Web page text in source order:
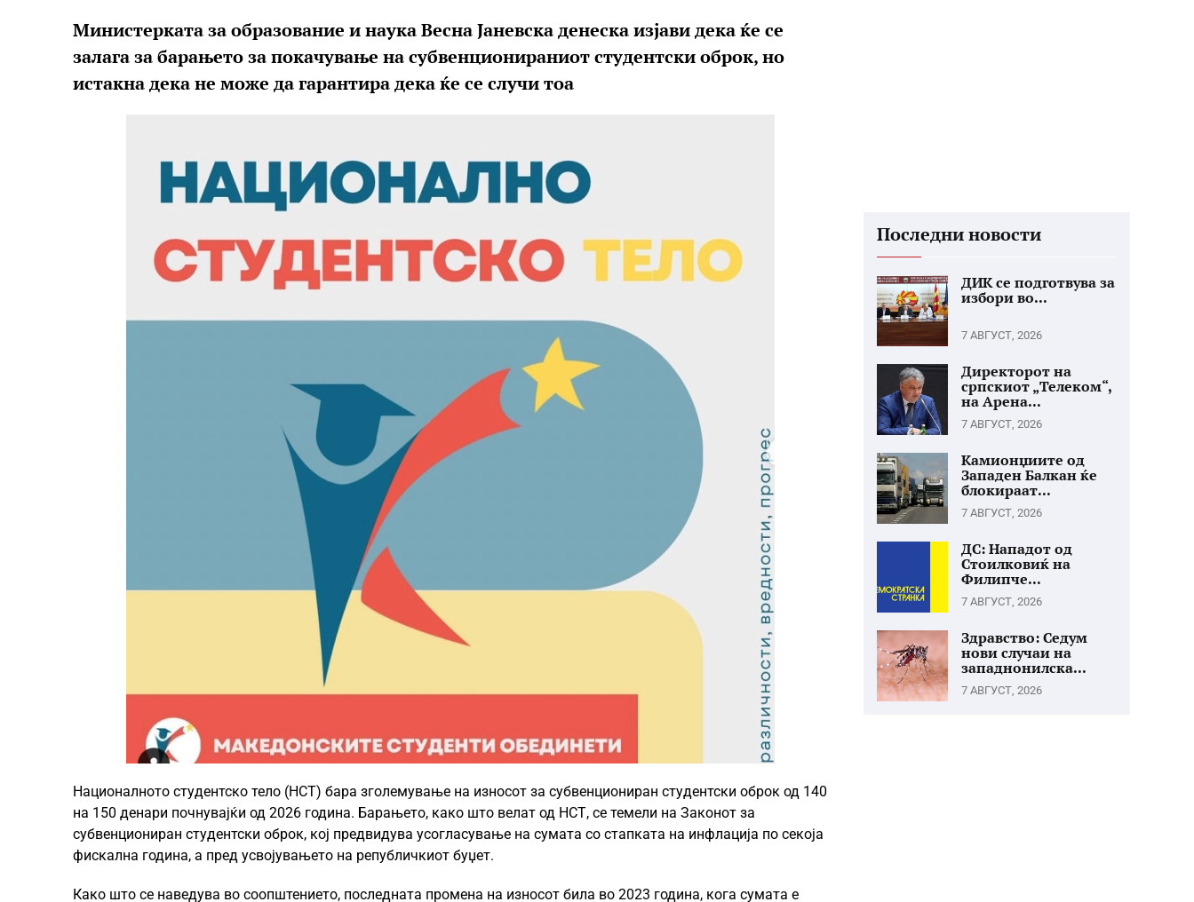
Министерката за образование и наука Весна Јаневска денеска изјави дека ќе се
залага за барањето за покачување на субвенционираниот студентски оброк, но
истакна дека не може да гарантира дека ќе се случи тоа
Националното студентско тело (НСТ) бара зголемување на износот за субвенциониран студентски оброк од 140
на 150 денари почнувајќи од 2026 година. Барањето, како што велат од НСТ, се темели на Законот за
субвенциониран студентски оброк, кој предвидува усогласување на сумата со стапката на инфлација по секоја
фискална година, а пред усвојувањето на републичкиот буџет.
Како што се наведува во соопштението, последната промена на износот била во 2023 година, кога сумата е
Последни новости
ДИК се подготвува за
избори во...
7 АВГУСТ, 2026
Директорот на
српскиот „Телеком“,
на Арена...
7 АВГУСТ, 2026
Камионџиите од
Западен Балкан ќе
блокираат...
7 АВГУСТ, 2026
ДС: Нападот од
Стоилковиќ на
Филипче...
7 АВГУСТ, 2026
Здравство: Седум
нови случаи на
западнонилска...
7 АВГУСТ, 2026